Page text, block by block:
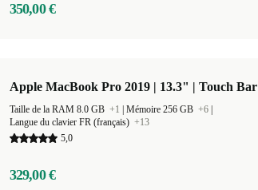
350,00 €
Apple MacBook Pro 2019 | 13.3" | Touch Bar
Taille de la RAM 8.0 GB +1 Mémoire 256 GB +6
Langue du clavier FR (français) +13
5,0
329,00 €